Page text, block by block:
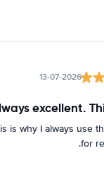
13-07-2026
excellent.
is why I always use
for